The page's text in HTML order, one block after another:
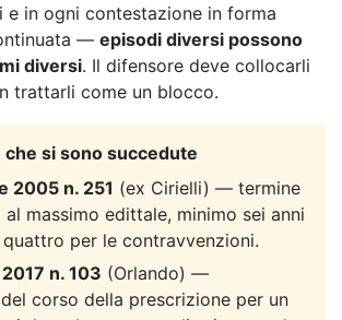
e in ogni contestazione in forma
— episodi diversi possono
diversi. Il difensore deve collocarli
trattarli come un blocco.
si sono succedute
2005 n. 251 (ex Cirielli) — termine
massimo edittale, minimo sei anni
per le contravvenzioni.
n. 103 (Orlando) —
corso della prescrizione per un